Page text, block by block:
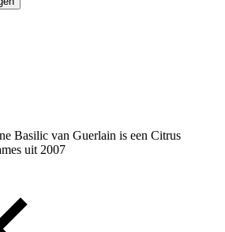
Basilic van Guerlain is een Citrus
uit 2007